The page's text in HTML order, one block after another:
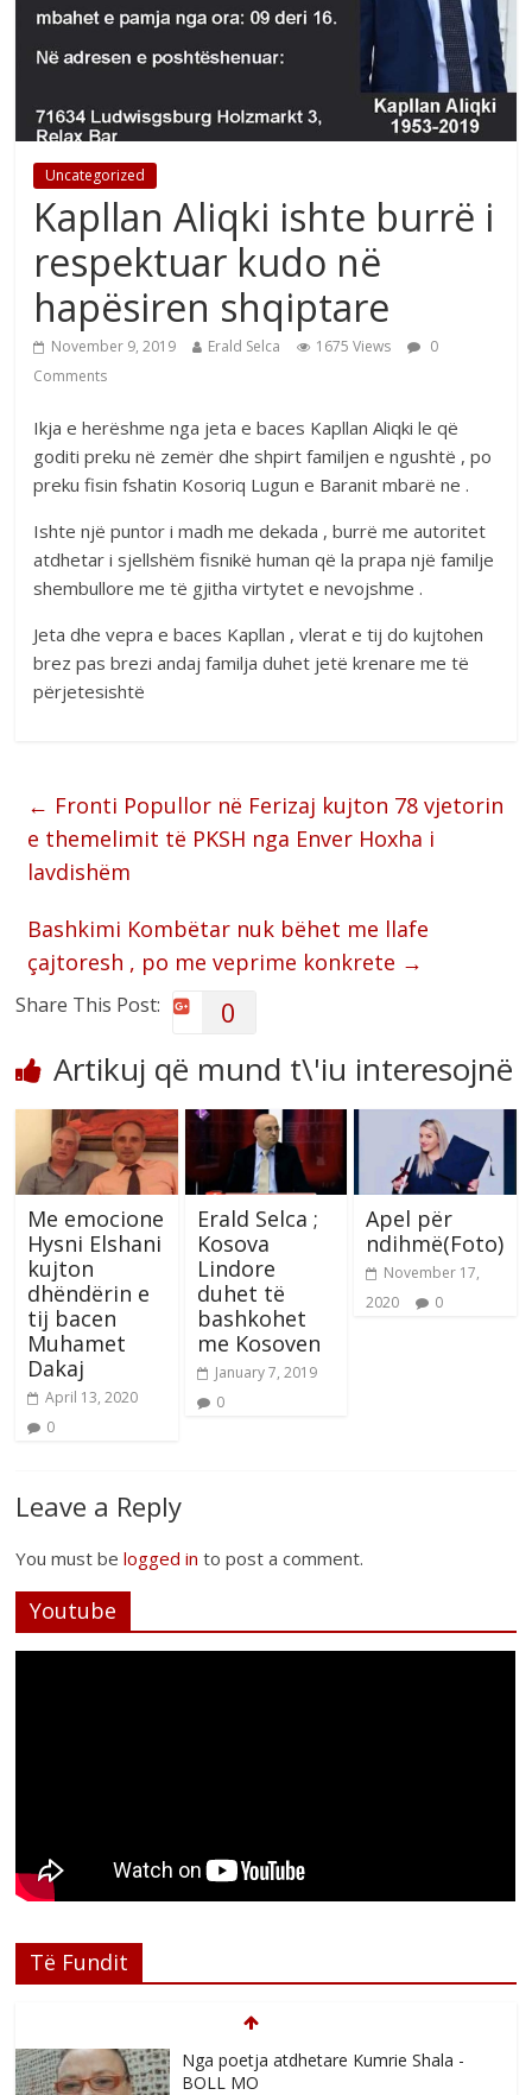
Uncategorized
Kapllan Aliqki ishte burrë i
respektuar kudo në
hapësiren shqiptare
November 9, 2019 Erald Selca 1675 Views
0
Comments
Ikja e herëshme nga jeta e baces Kapllan Aliqki le që
goditi preku në zemër dhe shpirt familjen e ngushtë , po
preku fisin fshatin Kosoriq Lugun e Baranit mbarë ne .
Ishte një puntor i madh me dekada , burrë me autoritet
atdhetar i sjellshëm fisnikë human që la prapa një familje
shembullore me të gjitha virtytet e nevojshme .
Jeta dhe vepra e baces Kapllan , vlerat e tij do kujtohen
brez pas brezi andaj familja duhet jetë krenare me të
përjetesishtë
← Fronti Popullor në Ferizaj kujton 78 vjetorin
e themelimit të PKSH nga Enver Hoxha i
lavdishëm
Bashkimi Kombëtar nuk bëhet me llafe
çajtoresh , po me veprime konkrete →
Share This Post: 0
Artikuj që mund t\'iu interesojnë
Me emocione
Hysni Elshani
kujton
dhëndërin e
tij bacen
Muhamet
Dakaj
April 13, 2020
0
Erald Selca ;
Kosova
Lindore
duhet të
bashkohet
me Kosoven
January 7, 2019
0
Apel për
ndihmë(Foto)
November 17,
2020
0
Leave a Reply
You must belogged in to post a comment.
Youtube
Të Fundit
Nga poetja atdhetare Kumrie Shala -
BOLL MO